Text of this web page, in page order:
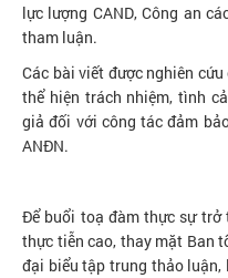
lực lượng CAND, Công an
tham luận.
Các bài viết được nghiên
thể hiện trách nhiệm, tình
giả đối với công tác đảm
ANĐN.
Để buổi toạ đàm thực sự trở
thực tiễn cao, thay mặt Ban
đại biểu tập trung thảo luận,